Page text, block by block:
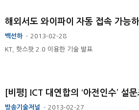
해외서도 와이파이 자동 접속 가능
백선하 - 2013-02-28
KT, 핫스팟 2.0 이용한 기술 발표
[비평] ICT 대연합의 ‘아전인수’ 설
방송기술저널 - 2013-02-27